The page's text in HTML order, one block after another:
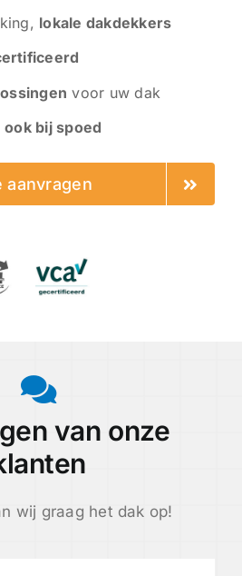
lokale dakdekkers
voor uw dak
ook bij spoed
aanvragen
van onze
wij graag het dak op!